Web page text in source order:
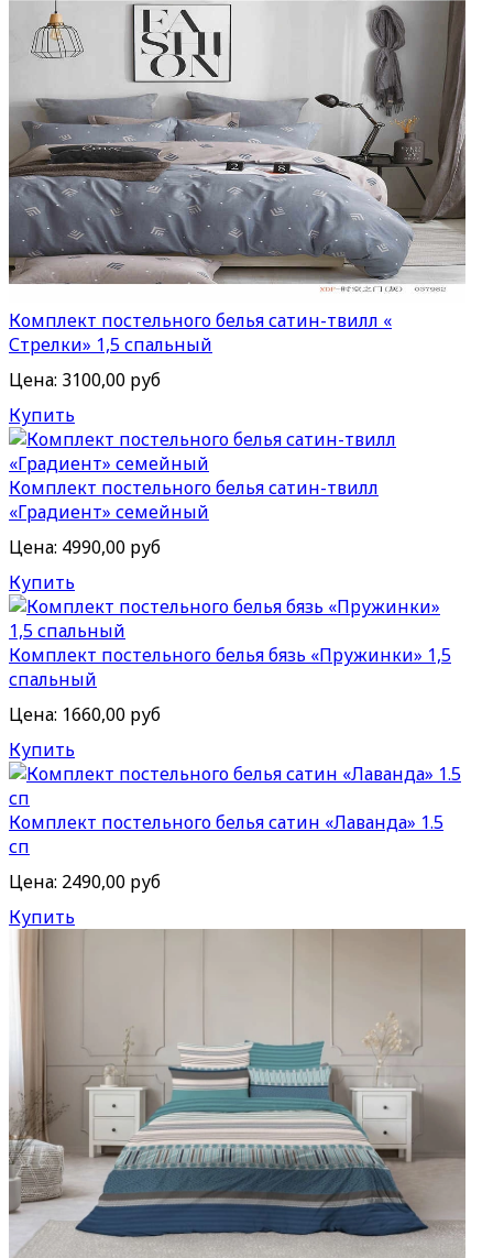
Комплект постельного белья сатин-твилл «
Стрелки» 1,5 спальный
Цена: 3100,00 руб
Купить
Комплект постельного белья сатин-твилл
«Градиент» семейный
Цена: 4990,00 руб
Купить
Комплект постельного белья бязь «Пружинки» 1,5
спальный
Цена: 1660,00 руб
Купить
Комплект постельного белья сатин «Лаванда» 1.5
сп
Цена: 2490,00 руб
Купить